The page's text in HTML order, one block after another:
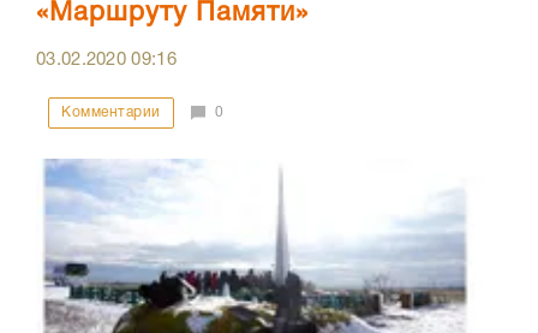
«Маршруту Памяти»
03.02.202009:16
Комментарии 0